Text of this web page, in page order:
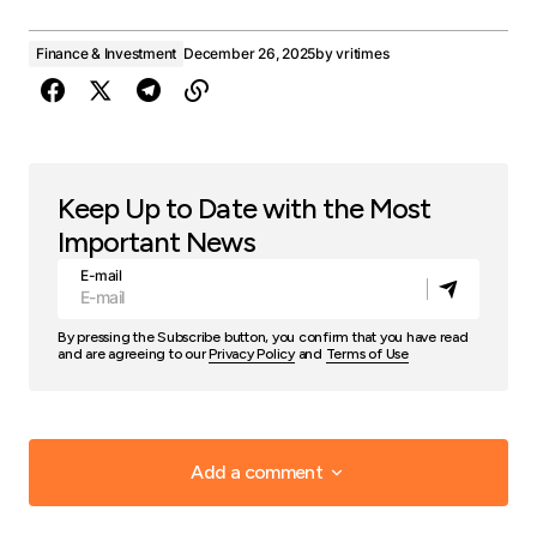
Finance & Investment December 26, 2025byvritimes
Keep Up to Date with the Most
Important News
E-mail
By pressing the Subscribe button, you confirm that you have read
and are agreeing to ourPrivacy Policyand Terms of Use
Add a comment
Add a comment